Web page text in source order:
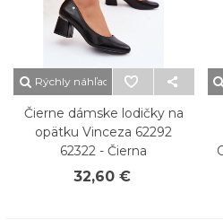
Rýchly náhľad
Čierne dámske lodičky na
opätku Vinceza 62292
62322 - Čierna
32,60 €